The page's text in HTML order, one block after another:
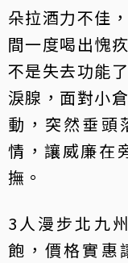
朵拉酒力不佳
間一度喝出愧
不是失去功能
淚腺，面對小
動，突然垂頭
情，讓威廉在
撫。
3人漫步北九
飽，價格實惠